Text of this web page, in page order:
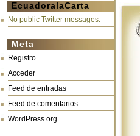
EcuadoralaCarta
No public Twitter messages.
Meta
Registro
Acceder
Feed de entradas
Feed de comentarios
WordPress.org